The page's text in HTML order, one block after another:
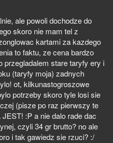
ale powoli dochodze do
skoro nie mam tel z
kartami za kazdego
to faktu, ze cena bardzo
przegladalem stare taryfy ery i
(taryfy moja) zadnych
ot, kilkunastogroszowe
potrzeby skoro tyle losi sie
(pisze po raz pierwszy te
:P a nie dalo rade dac
czyli 34 gr brutto? no ale
i tak gawiedz sie rzuci? :/